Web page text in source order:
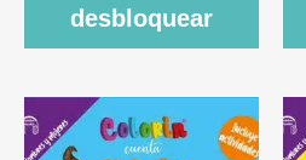
desbloquear